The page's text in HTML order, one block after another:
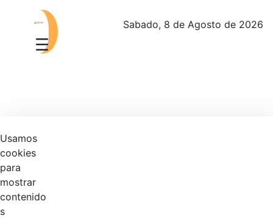
Sabado, 8 de Agosto de 2026
Manual de Identidad Visual Corporativa
Comisión de personal
Usamos
cookies
para
mostrar
contenido
s